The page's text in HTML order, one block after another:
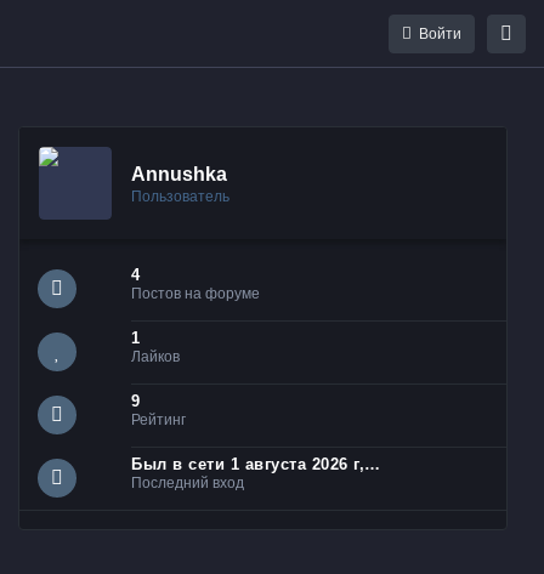
Войти
Annushka
Пользователь
4
Постов на форуме
1
Лайков
9
Рейтинг
Был в сети 1 августа 2026 г, 18:55
Последний вход